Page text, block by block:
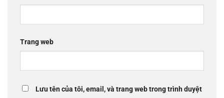
Trang web
Lưu tên của tôi, email, và trang web trong trình duyệt